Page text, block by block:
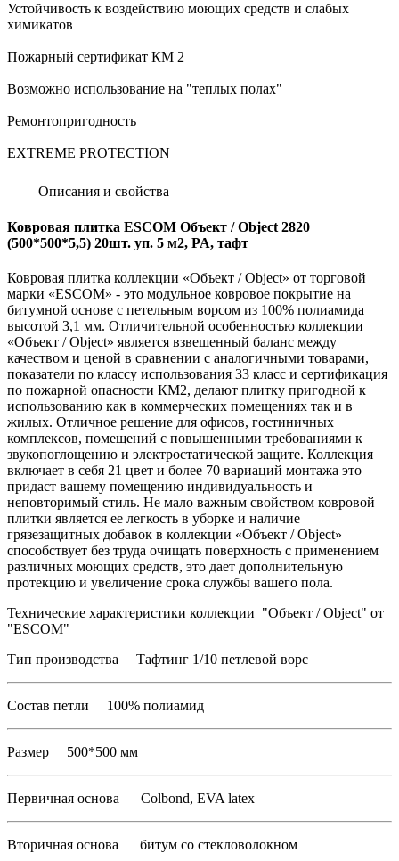
Устойчивость к воздействию моющих средств и слабых
химикатов
Пожарный сертификат КМ 2
Возможно использование на "теплых полах"
Ремонтопригодность
EXTREME PROTECTION
Описания и свойства
Ковровая плитка ESCOM Объект / Object 2820
(500*500*5,5) 20шт. уп. 5 м2, PA, тафт
Ковровая плитка коллекции «Объект / Object» от торговой
марки «ESCOM» - это модульное ковровое покрытие на
битумной основе с петельным ворсом из 100% полиамида
высотой 3,1 мм. Отличительной особенностью коллекции
«Объект / Object» является взвешенный баланс между
качеством и ценой в сравнении с аналогичными товарами,
показатели по классу использования 33 класс и сертификация
по пожарной опасности КМ2, делают плитку пригодной к
использованию как в коммерческих помещениях так и в
жилых. Отличное решение для офисов, гостиничных
комплексов, помещений с повышенными требованиями к
звукопоглощению и электростатической защите. Коллекция
включает в себя 21 цвет и более 70 вариаций монтажа это
придаст вашему помещению индивидуальность и
неповторимый стиль. Не мало важным свойством ковровой
плитки является ее легкость в уборке и наличие
грязезащитных добавок в коллекции «Объект / Object»
способствует без труда очищать поверхность с применением
различных моющих средств, это дает дополнительную
протекцию и увеличение срока службы вашего пола.
Технические характеристики коллекции "Объект / Object" от
"ESCOM"
Тип производства Тафтинг 1/10 петлевой ворс
Состав петли 100% полиамид
Размер 500*500 мм
Первичная основа Colbond, EVA latex
Вторичная основа битум со стекловолокном